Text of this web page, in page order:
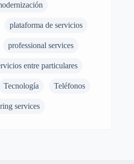
plataforma de servicios
professional services
entre particulares
Tecnología Teléfonos
services